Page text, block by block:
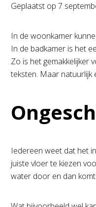
Geplaatst op 7
In de woonkamer
In de badkamer is het
Zo is het gemakkelijker
teksten. Maar natuurlijk
Iedereen weet dat het
juiste vloer te kiezen
water door en dan